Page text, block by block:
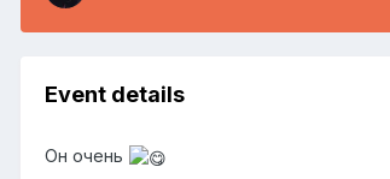
Event details
Он очень